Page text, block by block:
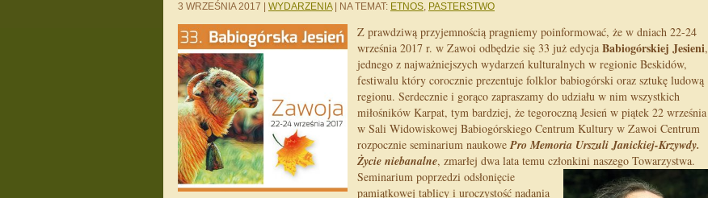
3 WRZEŚNIA 2017 WYDARZENIA NA TEMAT: ETNOS, PASTERSTWO
Z prawdziwą przyjemnością pragniemy poinformować, że w dniach 22-24
września 2017 r. w Zawoi odbędzie się 33 już edycja Babiogórskiej Jesieni,
jednego z najważniejszych wydarzeń kulturalnych w regionie Beskidów,
festiwalu który corocznie prezentuje folklor babiogórski oraz sztukę ludową
regionu. Serdecznie i gorąco zapraszamy do udziału w nim wszystkich
miłośników Karpat, tym bardziej, że tegoroczną Jesień w piątek 22 września
w Sali Widowiskowej Babiogórskiego Centrum Kultury w Zawoi Centrum
rozpocznie seminarium naukowe Pro Memoria Urszuli Janickiej-Krzywdy.
Życie niebanalne, zmarłej dwa lata temu członkini naszego Towarzystwa.
Seminarium poprzedzi odsłonięcie
pamiątkowej tablicy i uroczystość nadania